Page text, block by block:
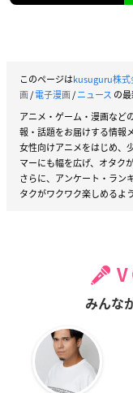
このページはkusuguru株式
画/電子漫画/ニュース の
アニメ・ゲーム・漫画など
報・話題をお届けする情報
女性向けアニメをはじめ、
マーにも幅を広げ、オタク
さらに、アンケート・ラン
タクがワクワク楽しめるよ
みんな